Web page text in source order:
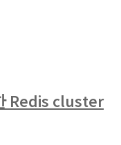
Redis cluster